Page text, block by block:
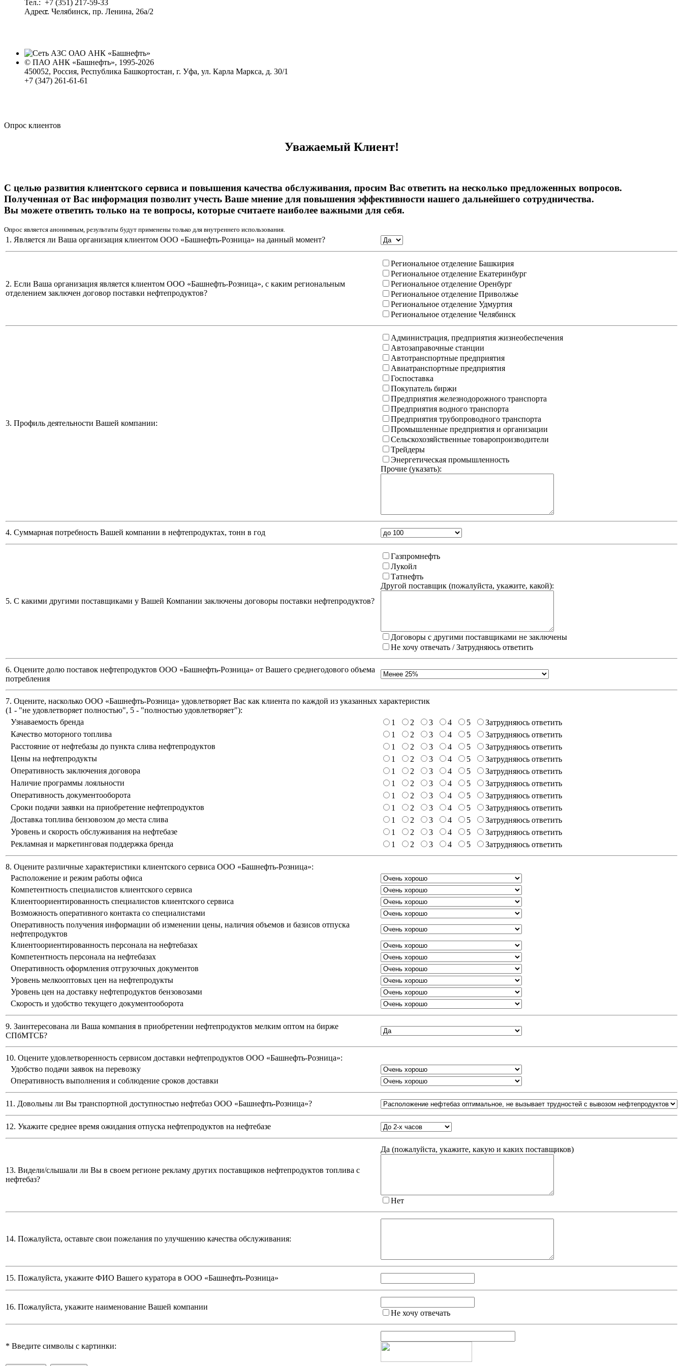
Тел.: +7 (351) 217-59-33
Адрес:г. Челябинск, пр. Ленина, 26а/2
© ПАО АНК «Башнефть», 1995-2026
450052, Россия, Республика Башкортостан, г. Уфа, ул. Карла Маркса, д. 30/1
+7 (347) 261-61-61
Опрос клиентов
Уважаемый Клиент!
С целью развития клиентского сервиса и повышения качества обслуживания, просим Вас ответить на несколько предложенных вопросов.
Полученная от Вас информация позволит учесть Ваше мнение для повышения эффективности нашего дальнейшего сотрудничества.
Вы можете ответить только на те вопросы, которые считаете наиболее важными для себя.
Опрос является анонимным, результаты будут применены только для внутреннего использования.
1. Является ли Ваша организация клиентом ООО «Башнефть-Розница» на данный момент?
2. Если Ваша организация является клиентом ООО «Башнефть-Розница», с каким региональным
отделением заключен договор поставки нефтепродуктов?
Региональное отделение Башкирия
Региональное отделение Екатеринбург
Региональное отделение Оренбург
Региональное отделение Приволжье
Региональное отделение Удмуртия
Региональное отделение Челябинск
3. Профиль деятельности Вашей компании:
Администрация, предприятия жизнеобеспечения
Автозаправочные станции
Автотранспортные предприятия
Авиатранспортные предприятия
Госпоставка
Покупатель биржи
Предприятия железнодорожного транспорта
Предприятия водного транспорта
Предприятия трубопроводного транспорта
Промышленные предприятия и организации
Сельскохозяйственные товаропроизводители
Трейдеры
Энергетическая промышленность
Прочие (указать):
4. Суммарная потребность Вашей компании в нефтепродуктах, тонн в год
5. С какими другими поставщиками у Вашей Компании заключены договоры поставки нефтепродуктов?
Газпромнефть
Лукойл
Татнефть
Другой поставщик (пожалуйста, укажите, какой):
Договоры с другими поставщиками не заключены
Не хочу отвечать / Затрудняюсь ответить
6. Оцените долю поставок нефтепродуктов ООО «Башнефть-Розница» от Вашего среднегодового объема
потребления
7. Оцените, насколько ООО «Башнефть-Розница» удовлетворяет Вас как клиента по каждой из указанных характеристик
(1 - "не удовлетворяет полностью", 5 - "полностью удовлетворяет"):
Узнаваемость бренда
1 2 3 4 5
Затрудняюсь ответить
Качество моторного топлива
1 2 3 4 5
Затрудняюсь ответить
Расстояние от нефтебазы до пункта слива нефтепродуктов
1 2 3 4 5
Затрудняюсь ответить
Цены на нефтепродукты
1 2 3 4 5
Затрудняюсь ответить
Оперативность заключения договора
1 2 3 4 5
Затрудняюсь ответить
Наличие программы лояльности
1 2 3 4 5
Затрудняюсь ответить
Оперативность документооборота
1 2 3 4 5
Затрудняюсь ответить
Сроки подачи заявки на приобретение нефтепродуктов
1 2 3 4 5
Затрудняюсь ответить
Доставка топлива бензовозом до места слива
1 2 3 4 5
Затрудняюсь ответить
Уровень и скорость обслуживания на нефтебазе
1 2 3 4 5
Затрудняюсь ответить
Рекламная и маркетинговая поддержка бренда
1 2 3 4 5 Затрудняюсь ответить
8. Оцените различные характеристики клиентского сервиса ООО «Башнефть-Розница»:
Расположение и режим работы офиса
Компетентность специалистов клиентского сервиса
Клиентоориентированность специалистов клиентского сервиса
Возможность оперативного контакта со специалистами
Оперативность получения информации об изменении цены, наличия объемов и базисов отпуска
нефтепродуктов
Клиентоориентированность персонала на нефтебазах
Компетентность персонала на нефтебазах
Оперативность оформления отгрузочных документов
Уровень мелкооптовых цен на нефтепродукты
Уровень цен на доставку нефтепродуктов бензовозами
Скорость и удобство текущего документооборота
9. Заинтересована ли Ваша компания в приобретении нефтепродуктов мелким оптом на бирже
СПбМТСБ?
10. Оцените удовлетворенность сервисом доставки нефтепродуктов ООО «Башнефть-Розница»:
Удобство подачи заявок на перевозку
Оперативность выполнения и соблюдение сроков доставки
11. Довольны ли Вы транспортной доступностью нефтебаз ООО «Башнефть-Розница»?
12. Укажите среднее время ожидания отпуска нефтепродуктов на нефтебазе
13. Видели/слышали ли Вы в своем регионе рекламу других поставщиков нефтепродуктов топлива с
нефтебаз?
Да (пожалуйста, укажите, какую и каких поставщиков)
Нет
14. Пожалуйста, оставьте свои пожелания по улучшению качества обслуживания:
15. Пожалуйста, укажите ФИО Вашего куратора в ООО «Башнефть-Розница»
16. Пожалуйста, укажите наименование Вашей компании
Не хочу отвечать
* Введите символы с картинки: